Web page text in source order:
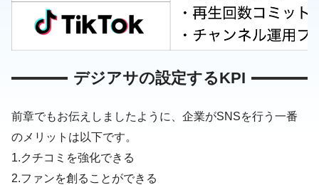
デジアサの設定するKPI
前章でもお伝えしましたように、企業がSNSを行う一番
のメリットは以下です。
1.クチコミを強化できる
2.ファンを創ることができる